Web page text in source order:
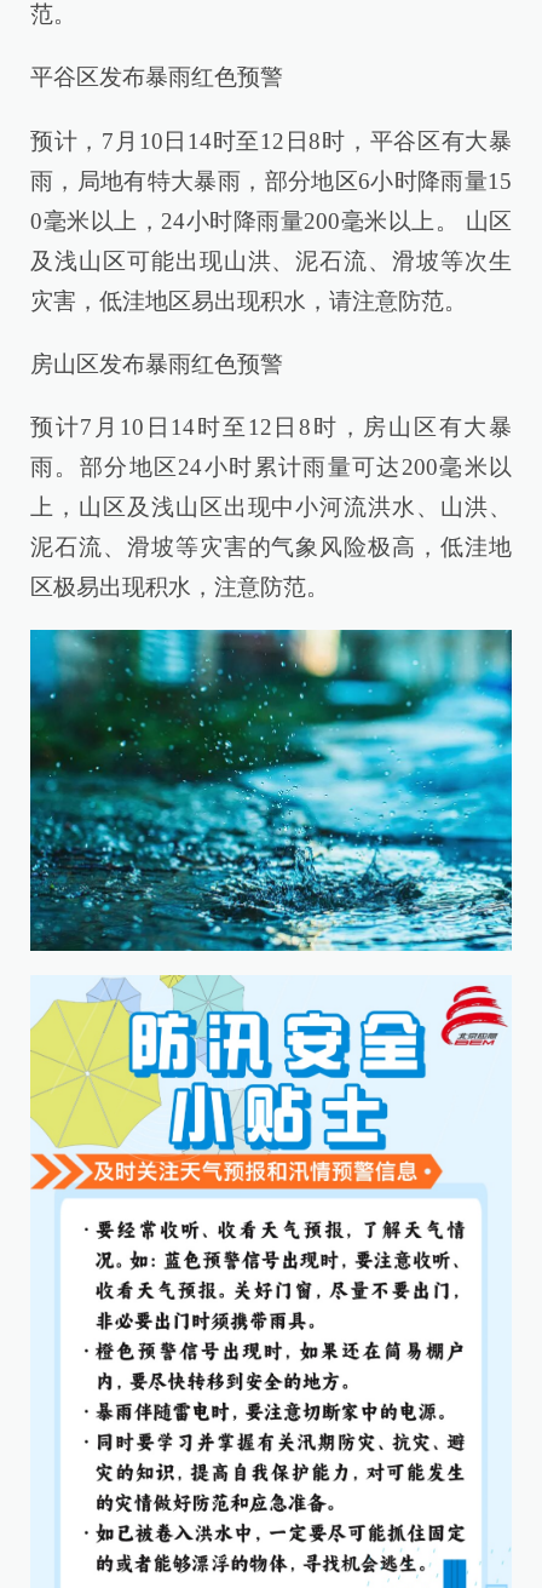
范。
平谷区发布暴雨红色预警
预计，7月10日14时至12日8时，平谷区有大暴
雨，局地有特大暴雨，部分地区6小时降雨量15
0毫米以上，24小时降雨量200毫米以上。 山区
及浅山区可能出现山洪、泥石流、滑坡等次生
灾害，低洼地区易出现积水，请注意防范。
房山区发布暴雨红色预警
预计7月10日14时至12日8时，房山区有大暴
雨。部分地区24小时累计雨量可达200毫米以
上，山区及浅山区出现中小河流洪水、山洪、
泥石流、滑坡等灾害的气象风险极高，低洼地
区极易出现积水，注意防范。